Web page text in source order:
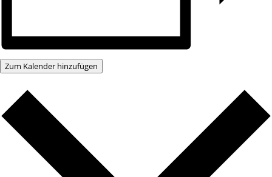
Zum Kalender hinzufügen